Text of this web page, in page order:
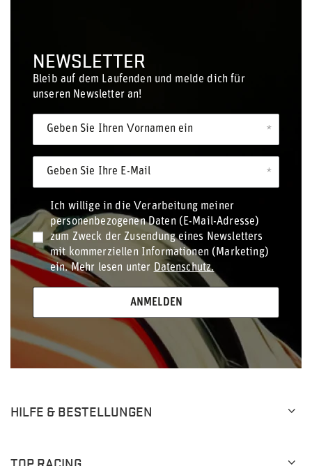
NEWSLETTER
Bleib auf dem Laufenden und melde dich für
unseren Newsletter an!
Geben Sie Ihren Vornamen ein
Geben Sie Ihre E-Mail
Ich willige in die Verarbeitung meiner
personenbezogenen Daten (E-Mail-Adresse)
zum Zweck der Zusendung eines Newsletters
mit kommerziellen Informationen (Marketing)
ein. Mehr lesen unter Datenschutz.
ANMELDEN
HILFE & BESTELLUNGEN